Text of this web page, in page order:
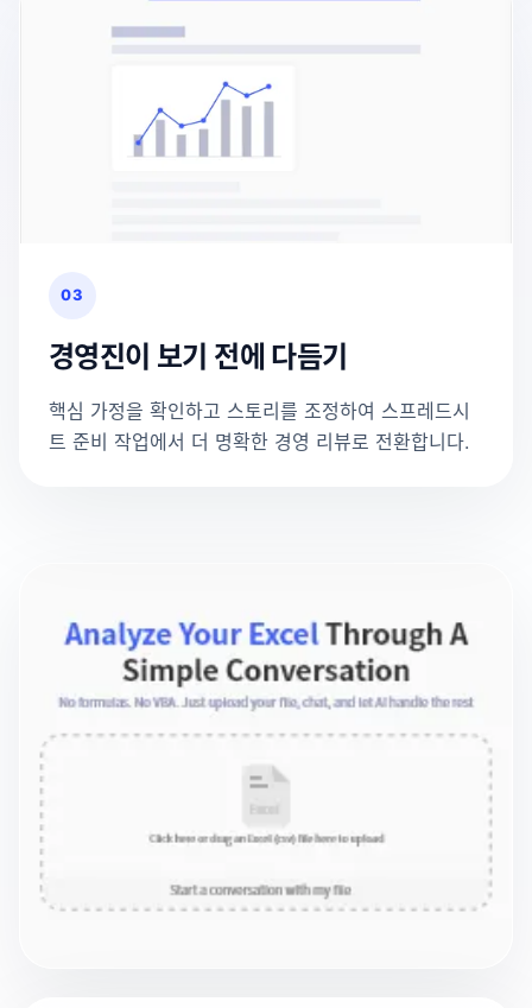
03
경영진이 보기 전에 다듬기
핵심 가정을 확인하고 스토리를 조정하여 스프레드시
트 준비 작업에서 더 명확한 경영 리뷰로 전환합니다.